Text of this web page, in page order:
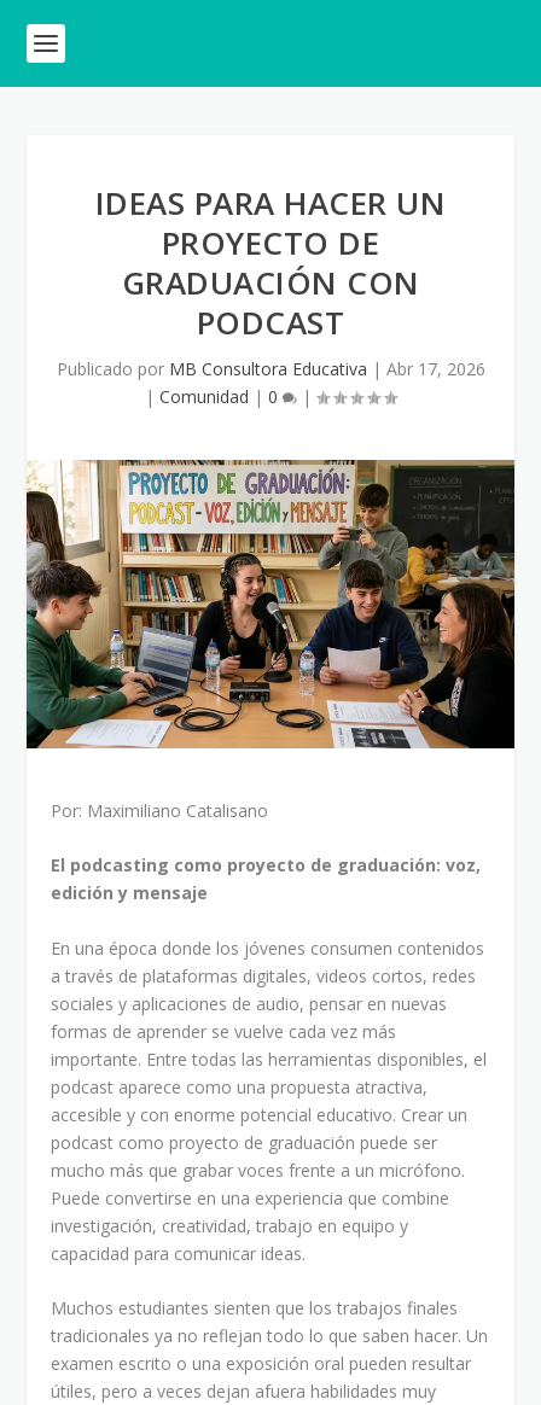
IDEAS PARA HACER UN
PROYECTO DE
GRADUACIÓN CON
PODCAST
Publicado por MB Consultora Educativa | Abr 17, 2026
| Comunidad | 0 |
Por: Maximiliano Catalisano
El podcasting como proyecto de graduación: voz,
edición y mensaje
En una época donde los jóvenes consumen contenidos
a través de plataformas digitales, videos cortos, redes
sociales y aplicaciones de audio, pensar en nuevas
formas de aprender se vuelve cada vez más
importante. Entre todas las herramientas disponibles, el
podcast aparece como una propuesta atractiva,
accesible y con enorme potencial educativo. Crear un
podcast como proyecto de graduación puede ser
mucho más que grabar voces frente a un micrófono.
Puede convertirse en una experiencia que combine
investigación, creatividad, trabajo en equipo y
capacidad para comunicar ideas.
Muchos estudiantes sienten que los trabajos finales
tradicionales ya no reflejan todo lo que saben hacer. Un
examen escrito o una exposición oral pueden resultar
útiles, pero a veces dejan afuera habilidades muy